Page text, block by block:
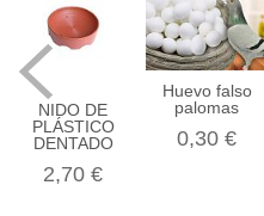
NIDO DE
PLÁSTICO
DENTADO
2,70 €
Huevo falso
palomas
0,30 €